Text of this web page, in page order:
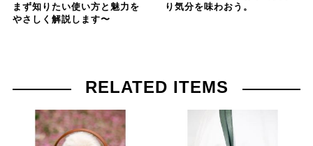
まず知りたい使い方と魅力を
やさしく解説します〜
り気分を味わおう。
RELATED ITEMS